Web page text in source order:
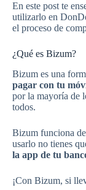
En este post te
utilizarlo en
el proceso de
¿Qué es Bizum?
Bizum es una
pagar con tu
por la mayoría de
todos.
Bizum funciona
usarlo no tienes
la app de tu
¡Con Bizum, si